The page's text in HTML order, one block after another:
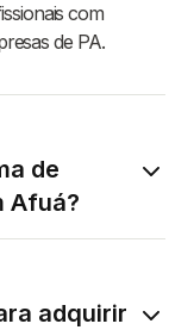
com
de PA.
de
Afuá?
adquirir